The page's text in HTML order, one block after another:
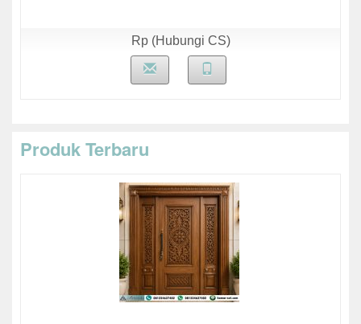
Rp (Hubungi CS)
Produk Terbaru